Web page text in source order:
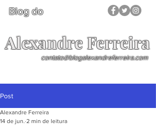
Blog do
Alexandre Ferreira
contato@blogalexandreferreira.com
Post
Alexandre Ferreira
14 de jun. 2 min de leitura